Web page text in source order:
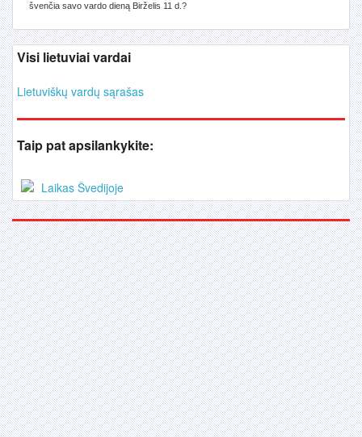
švenčia savo vardo dieną Birželis 11 d.?
Visi lietuviai vardai
Lietuviškų vardų sąrašas
Taip pat apsilankykite:
Laikas Švedijoje